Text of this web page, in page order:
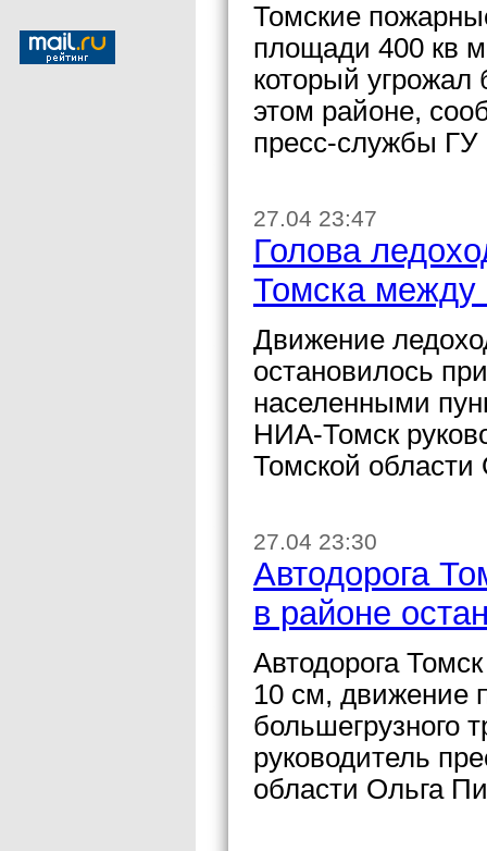
Томские
площади 400 кв
который угрожал
этом районе,
пресс-службы
27.04 23:47
Голова
Томска
Движение
остановилось
населенными
НИА-Томск
Томской
27.04 23:30
Автодорога
в районе
Автодорога
10 см, движение
большегрузного
руководитель
области Ольга